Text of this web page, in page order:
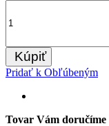
Kúpiť
Pridať k Obľúbeným
Tovar Vám doručíme